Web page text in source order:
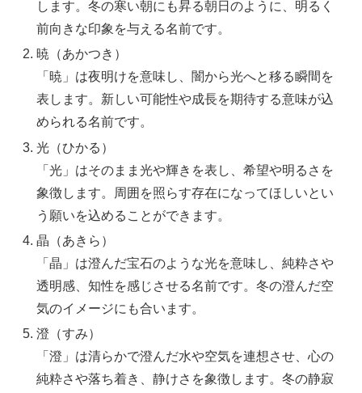
します。冬の寒い朝にも昇る朝日のように、明るく
前向きな印象を与える名前です。
暁（あかつき）
「暁」は夜明けを意味し、闇から光へと移る瞬間を
表します。新しい可能性や成長を期待する意味が込
められる名前です。
光（ひかる）
「光」はそのまま光や輝きを表し、希望や明るさを
象徴します。周囲を照らす存在になってほしいとい
う願いを込めることができます。
晶（あきら）
「晶」は澄んだ宝石のような光を意味し、純粋さや
透明感、知性を感じさせる名前です。冬の澄んだ空
気のイメージにも合います。
澄（すみ）
「澄」は清らかで澄んだ水や空気を連想させ、心の
純粋さや落ち着き、静けさを象徴します。冬の静寂